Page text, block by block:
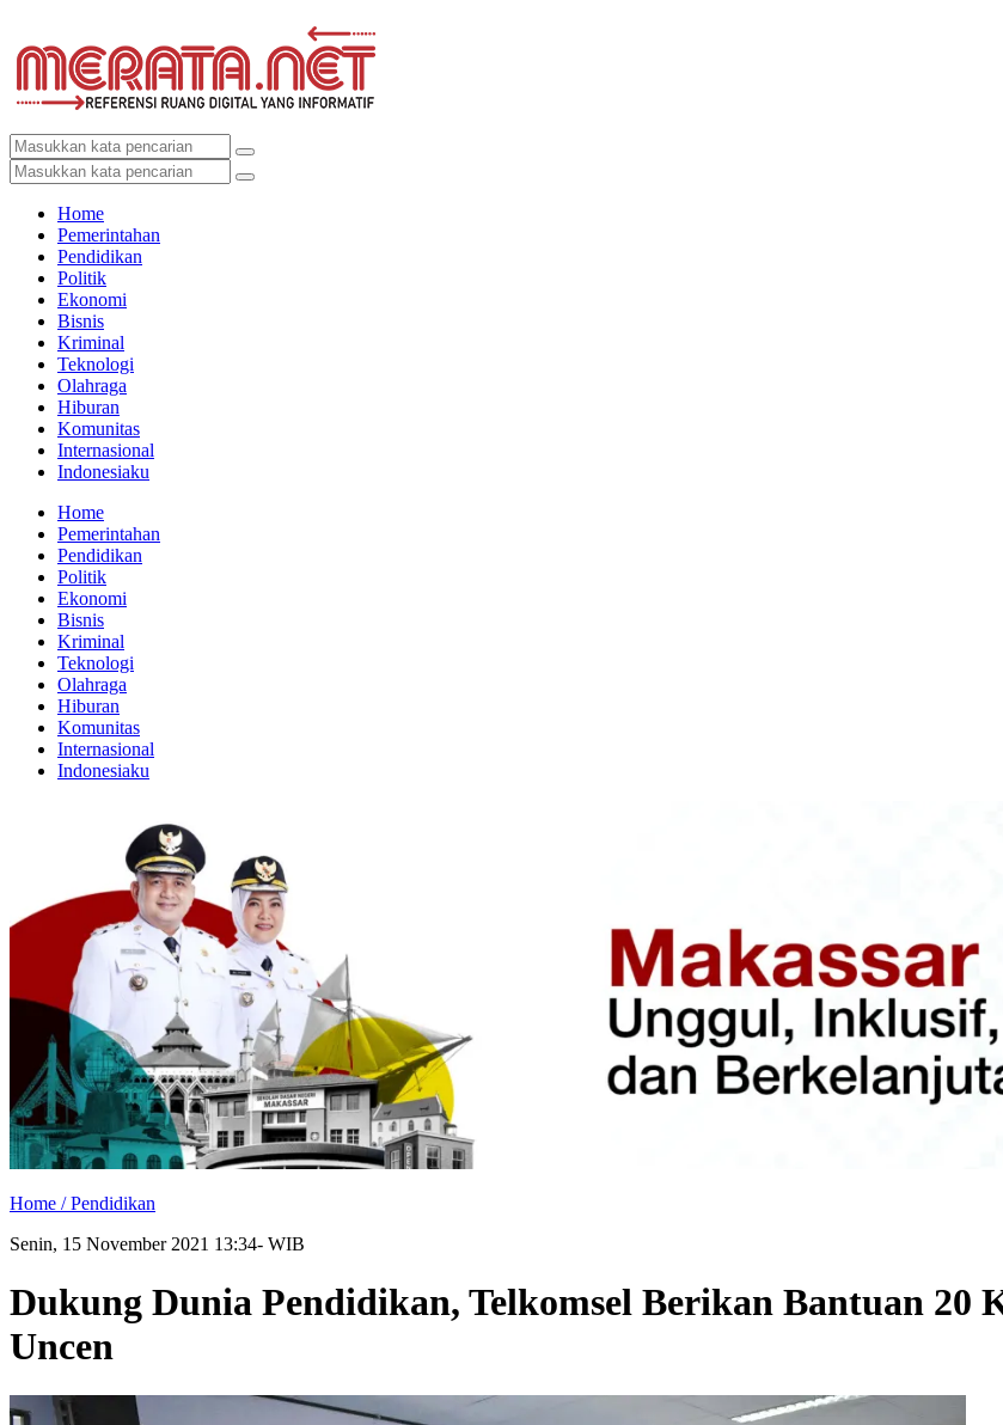
Home
Pemerintahan
Pendidikan
Politik
Ekonomi
Bisnis
Kriminal
Teknologi
Olahraga
Hiburan
Komunitas
Internasional
Indonesiaku
Home
Pemerintahan
Pendidikan
Politik
Ekonomi
Bisnis
Kriminal
Teknologi
Olahraga
Hiburan
Komunitas
Internasional
Indonesiaku
Home /Pendidikan
Senin, 15 November 2021 13:34- WIB
Dukung Dunia Pendidikan, Telkomsel Berikan Bantuan 20
Uncen